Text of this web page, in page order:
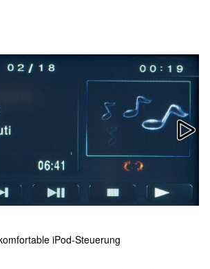
iPod-Steuerung